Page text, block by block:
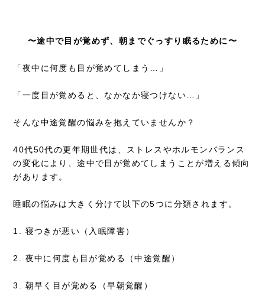
〜途中で目が覚めず、朝までぐっすり眠るために〜
「夜中に何度も目が覚めてしまう…」
「一度目が覚めると、なかなか寝つけない…」
そんな中途覚醒の悩みを抱えていませんか？
40代50代の更年期世代は、ストレスやホルモンバランス
の変化により、途中で目が覚めてしまうことが増える傾向
があります。
睡眠の悩みは大きく分けて以下の5つに分類されます。
1. 寝つきが悪い（入眠障害）
2. 夜中に何度も目が覚める（中途覚醒）
3. 朝早く目が覚める（早朝覚醒）